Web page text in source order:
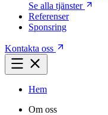
Se alla tjänster
Referenser
Sponsring
Kontakta oss
Hem
Om oss